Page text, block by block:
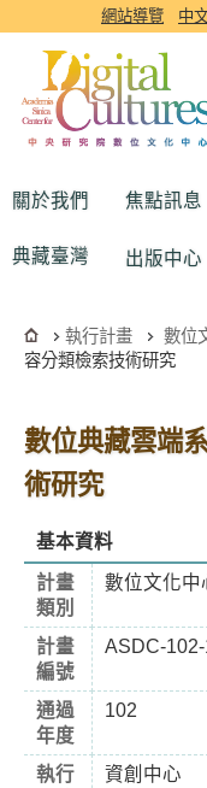
跳到主要內容區塊網站導覽 中
關於我們 焦點訊息
典藏臺灣 出版中心
執行計畫 數位
容分類檢索技術研究
數位典藏雲端
術研究
基本資料
計畫
類別
數位文化中
計畫
編號
ASDC-
通過
年度
102
執行
資創中心